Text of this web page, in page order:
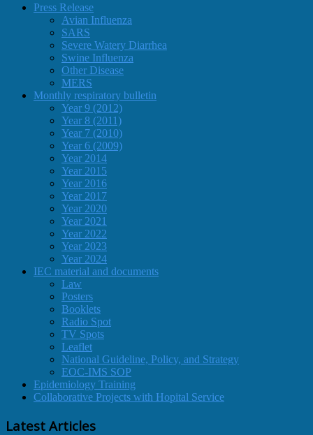
Press Release
Avian Influenza
SARS
Severe Watery Diarrhea
Swine Influenza
Other Disease
MERS
Monthly respiratory bulletin
Year 9 (2012)
Year 8 (2011)
Year 7 (2010)
Year 6 (2009)
Year 2014
Year 2015
Year 2016
Year 2017
Year 2020
Year 2021
Year 2022
Year 2023
Year 2024
IEC material and documents
Law
Posters
Booklets
Radio Spot
TV Spots
Leaflet
National Guideline, Policy, and Strategy
EOC-IMS SOP
Epidemiology Training
Collaborative Projects with Hopital Service
Latest Articles